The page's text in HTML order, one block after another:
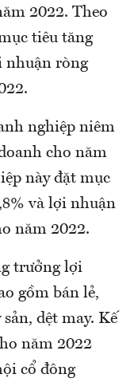
2022. Theo
tiêu tăng
nhuận ròng
nghiệp niêm
cho năm
này đặt mục
và lợi nhuận
năm 2022.
trưởng lợi
gồm bán lẻ,
dệt may. Kế
năm 2022
cổ đông